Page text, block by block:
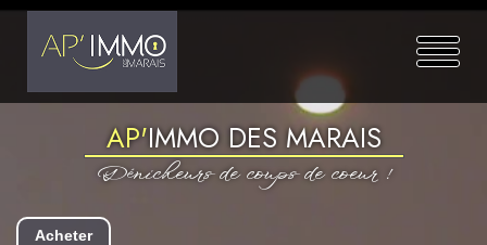
AP'IMMO DES MARAIS
Dénicheurs de coups de coeur !
Acheter